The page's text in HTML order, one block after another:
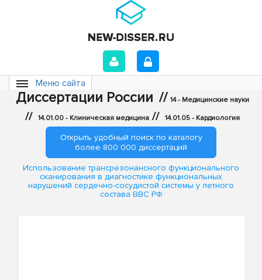
Меню сайта
Диссертации России // 14 - Медицинские науки
// 14.01.00 - Клиническая медицина // 14.01.05 - Кардиология
Открыть удобный поиск по каталогу
более 800 000 диссертаций
Использование трансрезонансного функционального
сканирования в диагностике функциональных
нарушений сердечно-сосудистой системы у летного
состава ВВС РФ